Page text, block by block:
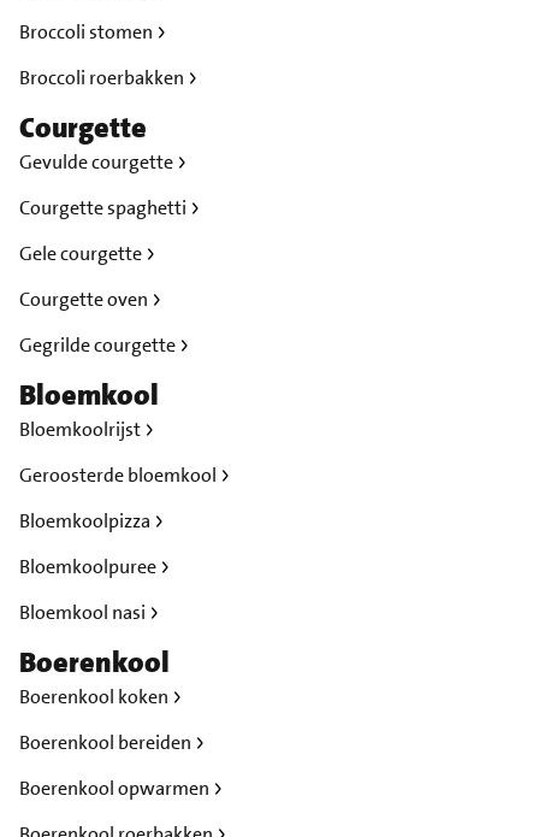
Broccoli stomen
Broccoli roerbakken
Courgette
Gevulde courgette
Courgette spaghetti
Gele courgette
Courgette oven
Gegrilde courgette
Bloemkool
Bloemkoolrijst
Geroosterde bloemkool
Bloemkoolpizza
Bloemkoolpuree
Bloemkool nasi
Boerenkool
Boerenkool koken
Boerenkool bereiden
Boerenkool opwarmen